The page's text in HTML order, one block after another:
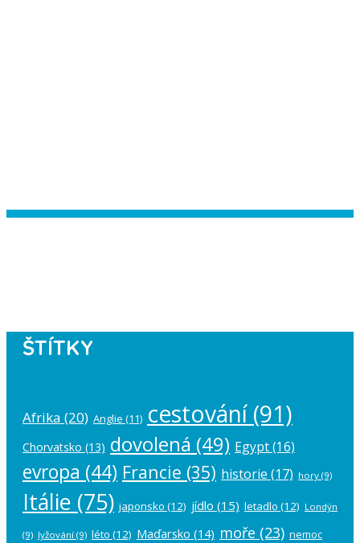
ŠTÍTKY
Afrika (20) Anglie (11) cestování(91)
Chorvatsko (13) dovolená (49) Egypt(16)
evropa (44) Francie (35) historie (17) hory (9)
Itálie (75) japonsko (12) jídlo (15) letadlo (12) Londýn
(9) lyžování (9) léto (12) Maďarsko (14) moře (23) nemoc